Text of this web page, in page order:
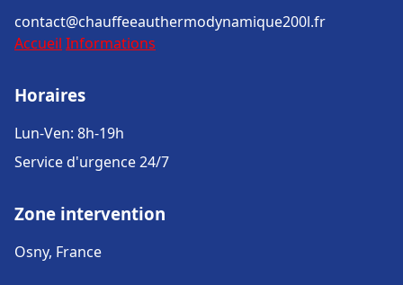
contact@chauffeeauthermodynamique200l.fr
Accueil Informations
Horaires
Lun-Ven: 8h-19h
Service d'urgence 24/7
Zone intervention
Osny, France